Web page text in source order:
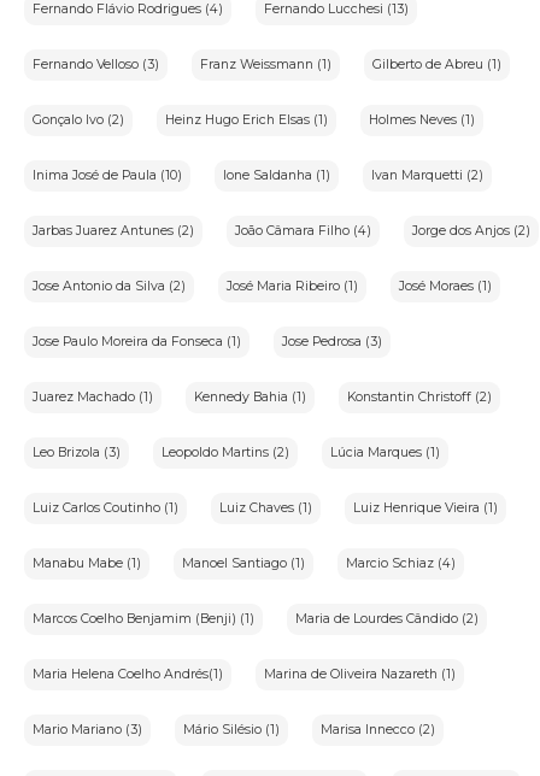
Fernando Flávio Rodrigues (4) Fernando Lucchesi (13)
Fernando Velloso (3) Franz Weissmann (1) Gilberto de Abreu (1)
Gonçalo Ivo (2) Heinz Hugo Erich Elsas (1) Holmes Neves (1)
Inima José de Paula (10) Ione Saldanha (1) Ivan Marquetti (2)
Jarbas Juarez Antunes (2) João Câmara Filho (4) Jorge dos Anjos (2)
Jose Antonio da Silva (2) José Maria Ribeiro (1) José Moraes (1)
Jose Paulo Moreira da Fonseca (1) Jose Pedrosa (3)
Juarez Machado (1) Kennedy Bahia (1) Konstantin Christoff (2)
Leo Brizola (3) Leopoldo Martins (2) Lúcia Marques (1)
Luiz Carlos Coutinho (1) Luiz Chaves (1) Luiz Henrique Vieira (1)
Manabu Mabe (1) Manoel Santiago (1) Marcio Schiaz (4)
Marcos Coelho Benjamim (Benji) (1) Maria de Lourdes Cândido (2)
Maria Helena Coelho Andrés(1) Marina de Oliveira Nazareth (1)
Mario Mariano (3) Mário Silésio (1) Marisa Innecco (2)